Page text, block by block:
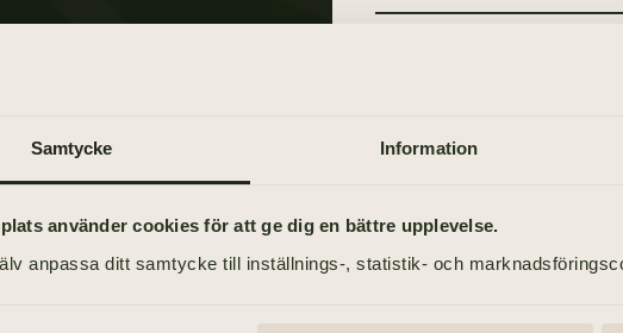
Samtycke Information
använder cookies för att ge dig en bättre upplevelse.
anpassa ditt samtycke till inställnings-, statistik- och
2021
2 maj 2021